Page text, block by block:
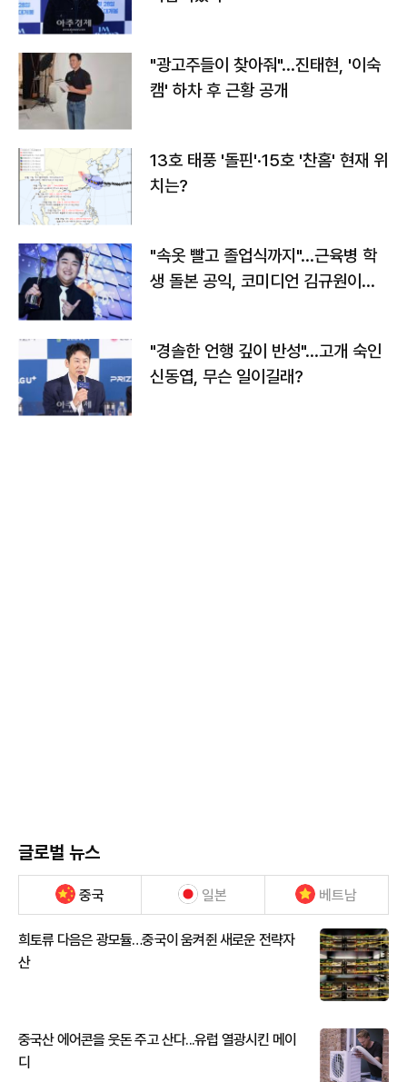
"광고주들이 찾아줘"…진태현, '이숙
캠' 하차 후 근황 공개
13호 태풍 '돌핀'·15호 '찬홈' 현재 위
치는?
"속옷 빨고 졸업식까지"…근육병 학
생 돌본 공익, 코미디언 김규원이었
"경솔한 언행 깊이 반성"…고개 숙인
신동엽, 무슨 일이길래?
글로벌 뉴스
중국 일본 베트남
희토류 다음은 광모듈…중국이 움켜쥔 새로운 전략자
산
중국산 에어콘을 웃돈 주고 산다...유럽 열광시킨 메이
디